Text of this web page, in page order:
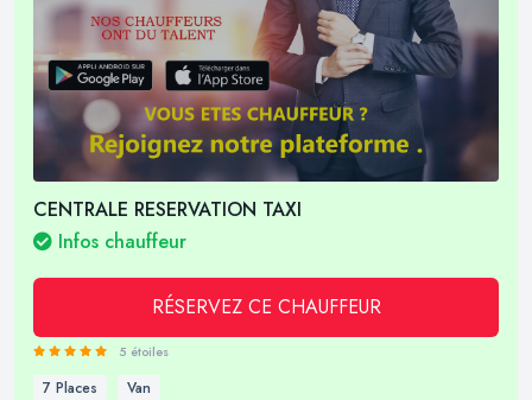
CENTRALE RESERVATION TAXI
Infos chauffeur
RÉSERVEZ CE CHAUFFEUR
5 étoiles
7 Places Van